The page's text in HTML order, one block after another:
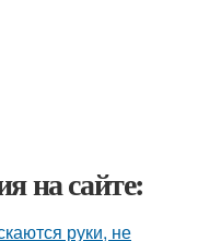
на сайте:
руки, не